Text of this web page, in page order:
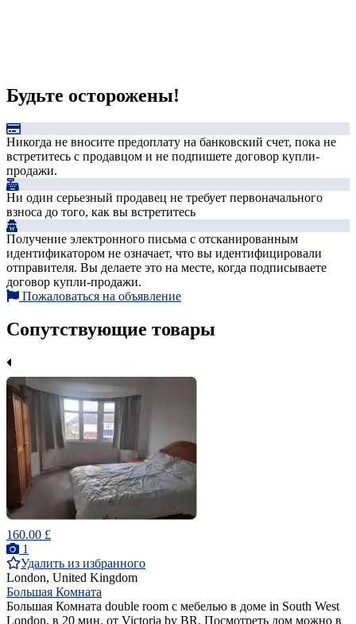
Будьте осторожены!
Никогда не вносите предоплату на банковский счет, пока не
встретитесь с продавцом и не подпишете договор купли-
продажи.
Ни один серьезный продавец не требует первоначального
взноса до того, как вы встретитесь
Получение электронного письма с отсканированным
идентификатором не означает, что вы идентифицировали
отправителя. Вы делаете это на месте, когда подписываете
договор купли-продажи.
Пожаловаться на объявление
Сопутствующие товары
160.00 £
1
Удалить из избранного
London, United Kingdom
Большая Комната
Большая Комната double room с мебелью в доме in South West
London, в 20 мин. от Victoria by BR. Посмотреть дом можно в